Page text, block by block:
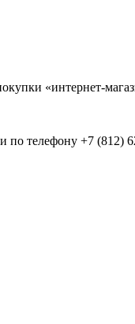
«интернет-
телефону +7 (812)